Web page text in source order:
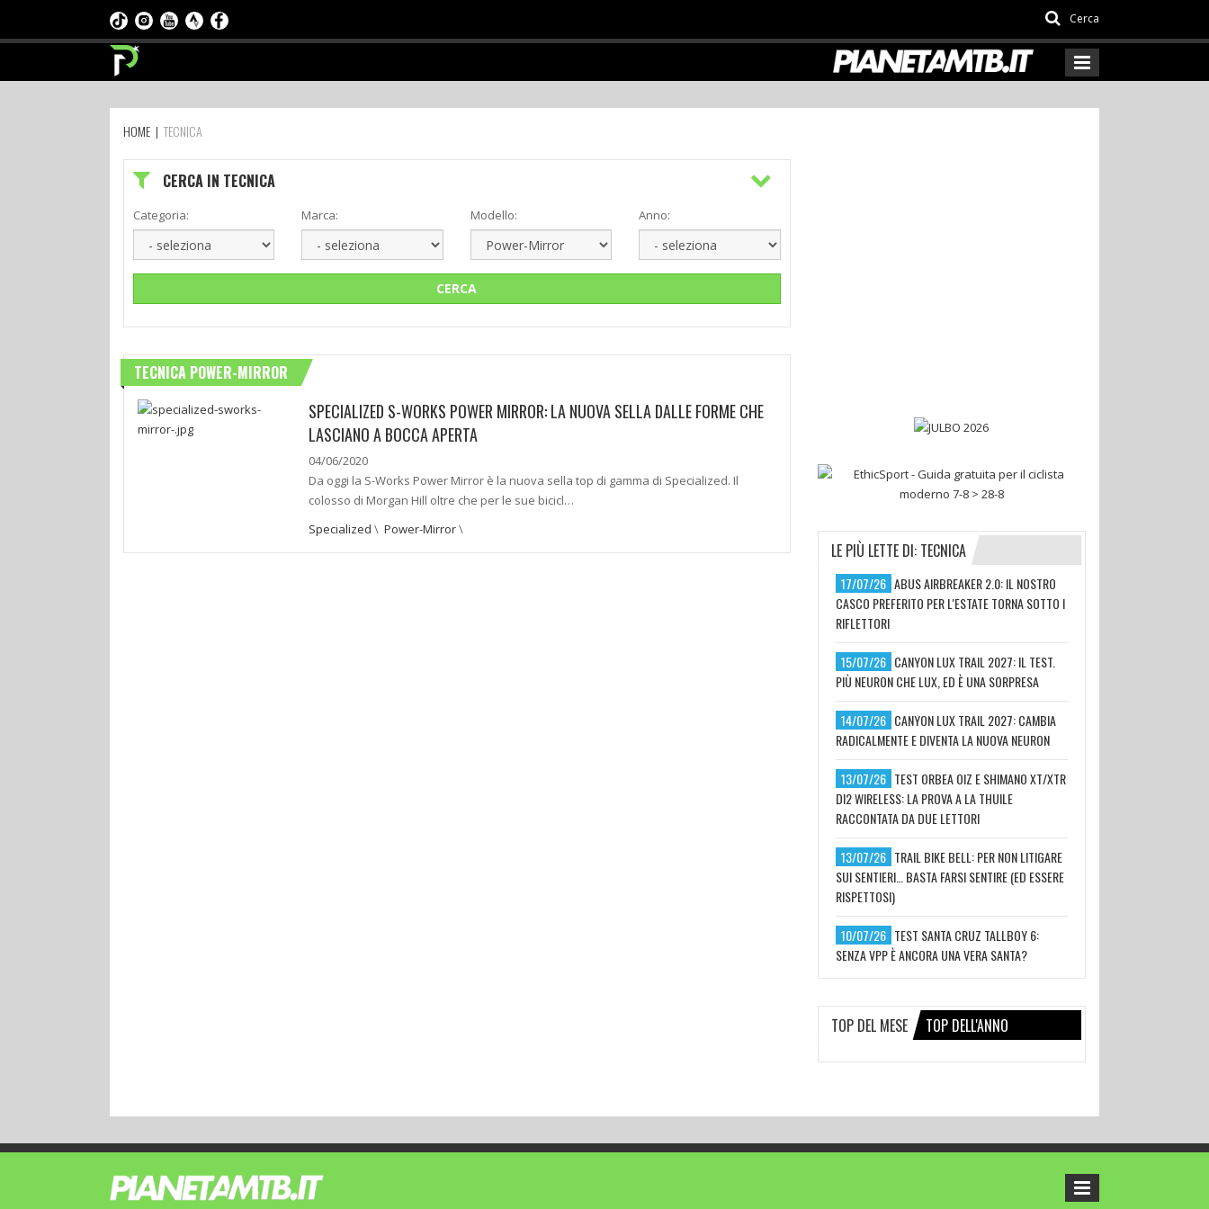
Cerca
HOME | TECNICA
CERCA IN TECNICA
Categoria: Marca: Modello: Anno:
CERCA
TECNICA POWER-MIRROR
SPECIALIZED S-WORKS POWER MIRROR: LA NUOVA SELLA DALLE FORME CHE
LASCIANO A BOCCA APERTA
04/06/2020
Da oggi la S-Works Power Mirror è la nuova sella top di gamma di Specialized. Il
colosso di Morgan Hill oltre che per le sue bicicl…
Specialized \ Power-Mirror\
LE PIÙ LETTE DI: TECNICA
17/07/26 ABUS AIRBREAKER 2.0: IL NOSTRO
CASCO PREFERITO PER L'ESTATE TORNA SOTTO I
RIFLETTORI
15/07/26 CANYON LUX TRAIL 2027: IL TEST.
PIÙ NEURON CHE LUX, ED È UNA SORPRESA
14/07/26 CANYON LUX TRAIL 2027: CAMBIA
RADICALMENTE E DIVENTA LA NUOVA NEURON
13/07/26 TEST ORBEA OIZ E SHIMANO XT/XTR
DI2 WIRELESS: LA PROVA A LA THUILE
RACCONTATA DA DUE LETTORI
13/07/26 TRAIL BIKE BELL: PER NON LITIGARE
SUI SENTIERI… BASTA FARSI SENTIRE (ED ESSERE
RISPETTOSI)
10/07/26 TEST SANTA CRUZ TALLBOY 6:
SENZA VPP È ANCORA UNA VERA SANTA?
TOP DEL MESE TOP DELL'ANNO